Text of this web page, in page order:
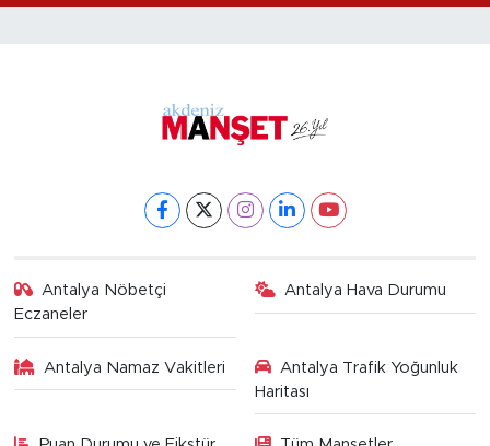
Antalya Nöbetçi
Eczaneler
Antalya Hava Durumu
Antalya Namaz Vakitleri
Antalya Trafik Yoğunluk
Haritası